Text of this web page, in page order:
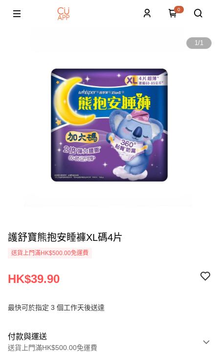
0
1/1
護舒寶熊抱安睡褲XL碼4片
送貨上門滿HK$500.00免運費
HK$39.90
最快可於指定 3 個工作天後送達
付款與運送
送貨上門滿HK$500.00免運費